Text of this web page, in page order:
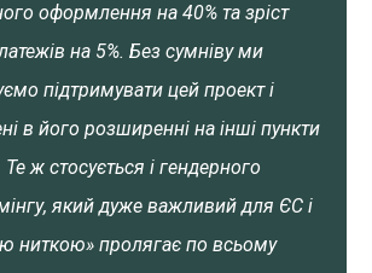
оформлення на 40% та зріст
на 5%. Без сумніву ми
підтримувати цей проект і
в його розширенні на інші пункти
ж стосується і гендерного
який дуже важливий для ЄС і
ниткою» пролягає по всьому